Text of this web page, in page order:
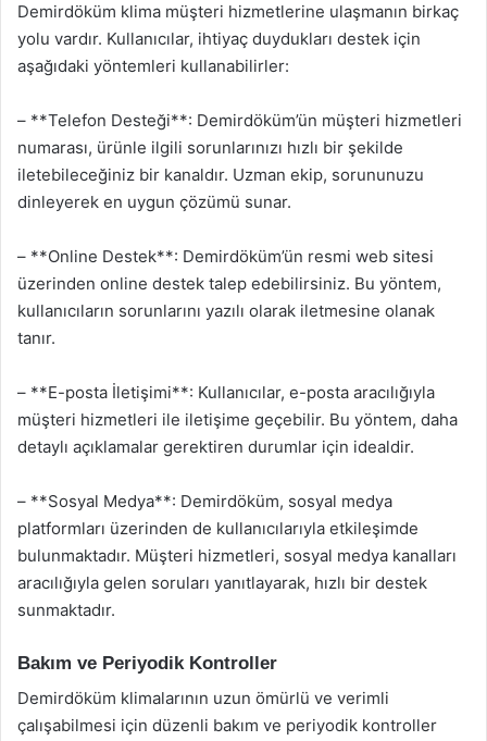
Demirdöküm klima müşteri hizmetlerine ulaşmanın birkaç
yolu vardır. Kullanıcılar, ihtiyaç duydukları destek için
aşağıdaki yöntemleri kullanabilirler:
– **Telefon Desteği**: Demirdöküm’ün müşteri hizmetleri
numarası, ürünle ilgili sorunlarınızı hızlı bir şekilde
iletebileceğiniz bir kanaldır. Uzman ekip, sorununuzu
dinleyerek en uygun çözümü sunar.
– **Online Destek**: Demirdöküm’ün resmi web sitesi
üzerinden online destek talep edebilirsiniz. Bu yöntem,
kullanıcıların sorunlarını yazılı olarak iletmesine olanak
tanır.
– **E-posta İletişimi**: Kullanıcılar, e-posta aracılığıyla
müşteri hizmetleri ile iletişime geçebilir. Bu yöntem, daha
detaylı açıklamalar gerektiren durumlar için idealdir.
– **Sosyal Medya**: Demirdöküm, sosyal medya
platformları üzerinden de kullanıcılarıyla etkileşimde
bulunmaktadır. Müşteri hizmetleri, sosyal medya kanalları
aracılığıyla gelen soruları yanıtlayarak, hızlı bir destek
sunmaktadır.
Bakım ve Periyodik Kontroller
Demirdöküm klimalarının uzun ömürlü ve verimli
çalışabilmesi için düzenli bakım ve periyodik kontroller